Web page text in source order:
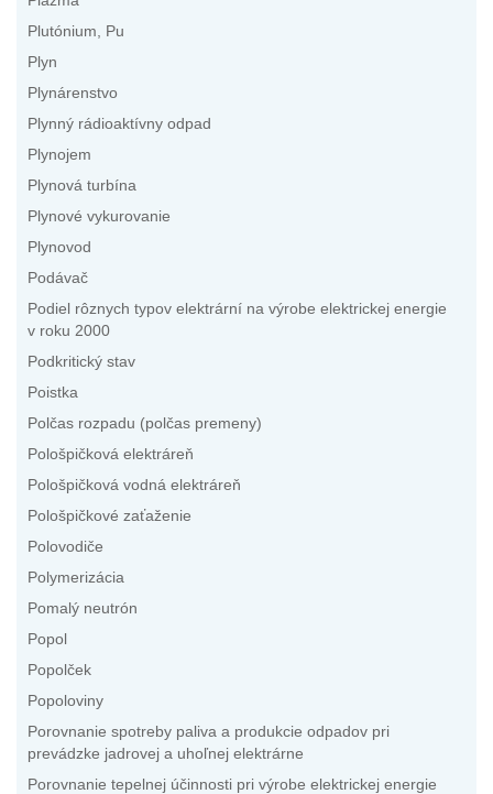
Plutónium, Pu
Plyn
Plynárenstvo
Plynný rádioaktívny odpad
Plynojem
Plynová turbína
Plynové vykurovanie
Plynovod
Podávač
Podiel rôznych typov elektrární na výrobe elektrickej energie
v roku 2000
Podkritický stav
Poistka
Polčas rozpadu (polčas premeny)
Pološpičková elektráreň
Pološpičková vodná elektráreň
Pološpičkové zaťaženie
Polovodiče
Polymerizácia
Pomalý neutrón
Popol
Popolček
Popoloviny
Porovnanie spotreby paliva a produkcie odpadov pri
prevádzke jadrovej a uhoľnej elektrárne
Porovnanie tepelnej účinnosti pri výrobe elektrickej energie